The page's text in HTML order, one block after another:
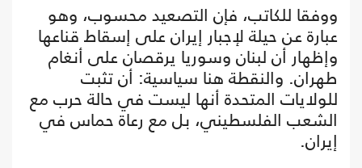
ووفقا للكاتب، فإن التصعيد محسوب، وهو
عبارة عن حيلة لإجبار إيران على إسقاط قناعها
وإظهار أن لبنان وسوريا يرقصان على أنغام
طهران. والنقطة هنا سياسية: أن تثبت
للولايات المتحدة أنها ليست في حالة حرب مع
الشعب الفلسطيني، بل مع رعاة حماس في
إيران.